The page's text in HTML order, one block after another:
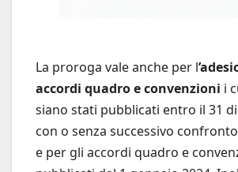
La proroga vale anche per l
accordi quadro e convenzioni i
siano stati pubblicati entro il 31
con o senza successivo
e per gli accordi quadro e